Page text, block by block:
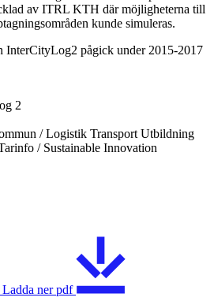
av ITRL KTH där möjligheterna till
kunde simuleras.
InterCityLog2 pågick under 2015-2017
2
/ Logistik Transport Utbildning
/ Sustainable Innovation
Ladda nerpdf